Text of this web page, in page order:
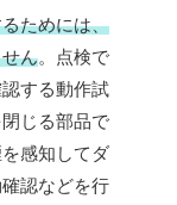
ためには、
ん。点検で
する動作試
じる部品で
感知してダ
認などを行